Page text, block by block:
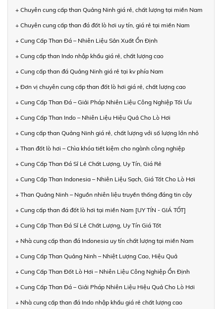
+ Chuyên cung cấp than Quảng Ninh giá rẻ, chất lượng tại miền Nam
+ Chuyên cung cấp than đá đốt lò hơi uy tín, giá rẻ tại miền Nam
+ Cung Cấp Than Đá – Nhiên Liệu Sản Xuất Ổn Định
+ Cung cấp than Indo nhập khẩu giá rẻ, chất lượng cao
+ Cung cấp than đá Quảng Ninh giá rẻ tại kv phía Nam
+ Đơn vị chuyên cung cấp than đốt lò hơi giá rẻ, chất lượng cao
+ Cung Cấp Than Đá – Giải Pháp Nhiên Liệu Công Nghiệp Tối Ưu
+ Cung Cấp Than Indo – Nhiên Liệu Hiệu Quả Cho Lò Hơi
+ Cung cấp than Quảng Ninh giá rẻ, chất lượng với số lượng lớn nhỏ
+ Than đốt lò hơi – Chìa khóa tiết kiệm cho ngành công nghiệp
+ Cung Cấp Than Đá Sỉ Lẻ Chất Lượng, Uy Tín, Giá Rẻ
+ Cung Cấp Than Indonesia – Nhiên Liệu Sạch, Giá Tốt Cho Lò Hơi
+ Than Quảng Ninh – Nguồn nhiên liệu truyền thống đáng tin cậy
+ Cung cấp than đá đốt lò hơi tại miền Nam [UY TÍN - GIÁ TỐT]
+ Cung Cấp Than Đá Sỉ Lẻ Chất Lượng, Uy Tín Giá Tốt
+ Nhà cung cấp than đá Indonesia uy tín chất lượng tại miền Nam
+ Cung Cấp Than Quảng Ninh – Nhiệt Lượng Cao, Hiệu Quả
+ Cung Cấp Than Đốt Lò Hơi – Nhiên Liệu Công Nghiệp Ổn Định
+ Cung Cấp Than Đá – Giải Pháp Nhiên Liệu Hiệu Quả Cho Lò Hơi
+ Nhà cung cấp than đá Indo nhập khẩu giá rẻ chất lượng cao